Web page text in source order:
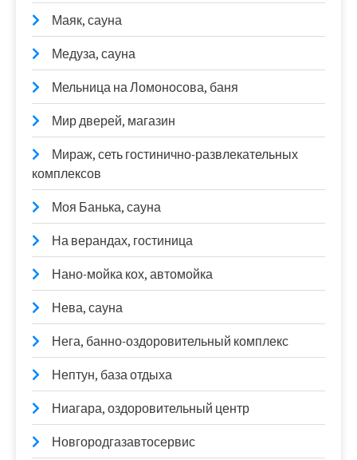
Маяк, сауна
Медуза, сауна
Мельница на Ломоносова, баня
Мир дверей, магазин
Мираж, сеть гостинично-развлекательных
комплексов
Моя Банька, сауна
На верандах, гостиница
Нано-мойка кох, автомойка
Нева, сауна
Нега, банно-оздоровительный комплекс
Нептун, база отдыха
Ниагара, оздоровительный центр
Новгородгазавтосервис